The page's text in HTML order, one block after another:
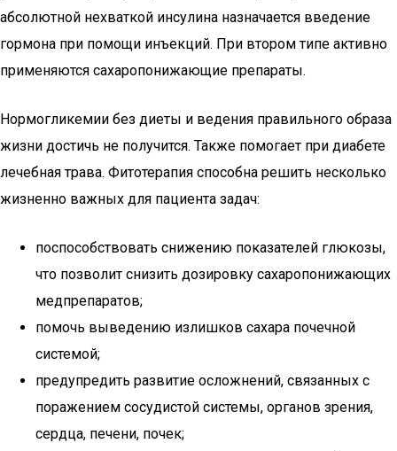
абсолютной нехваткой инсулина назначается введение
гормона при помощи инъекций. При втором типе активно
применяются сахаропонижающие препараты.
Нормогликемии без диеты и ведения правильного образа
жизни достичь не получится. Также помогает при диабете
лечебная трава. Фитотерапия способна решить несколько
жизненно важных для пациента задач:
поспособствовать снижению показателей глюкозы,
что позволит снизить дозировку сахаропонижающих
медпрепаратов;
помочь выведению излишков сахара почечной
системой;
предупредить развитие осложнений, связанных с
поражением сосудистой системы, органов зрения,
сердца, печени, почек;